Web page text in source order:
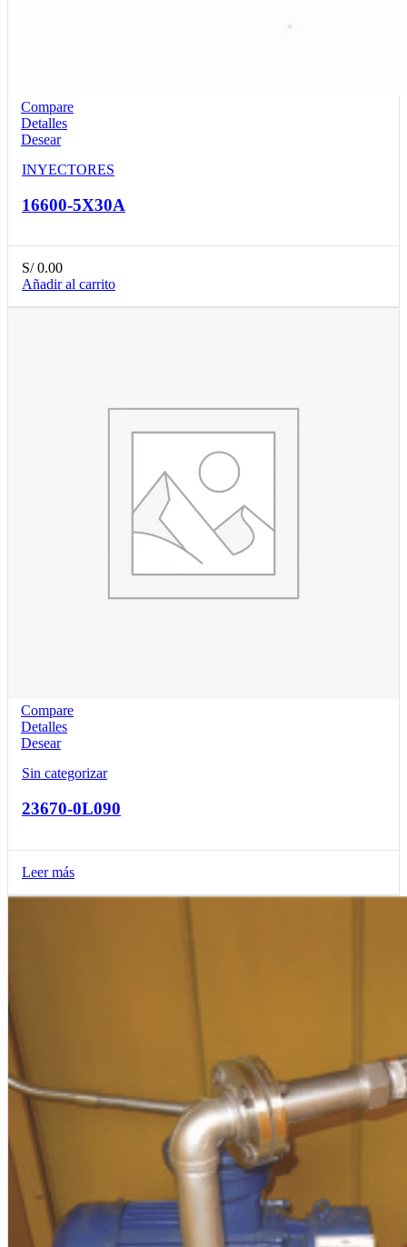
Compare
Detalles
Desear
INYECTORES
16600-5X30A
S/0.00
Añadir al carrito
Compare
Detalles
Desear
Sin categorizar
23670-0L090
Leer más